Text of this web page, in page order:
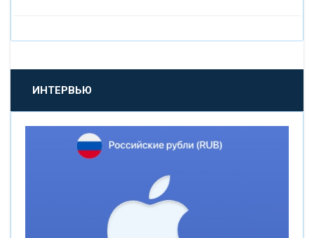
«БАНК САНКТ-ПЕТЕРБУРГ»
«ПРОМСВЯЗЬБАНК»
«НОВИКОМБАНК»
«ВНЕШПРОМБАНК»
ИНТЕРВЬЮ